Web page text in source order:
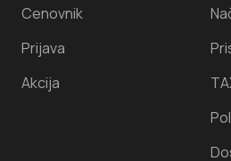
Cenovnik
Prijava
Akcija